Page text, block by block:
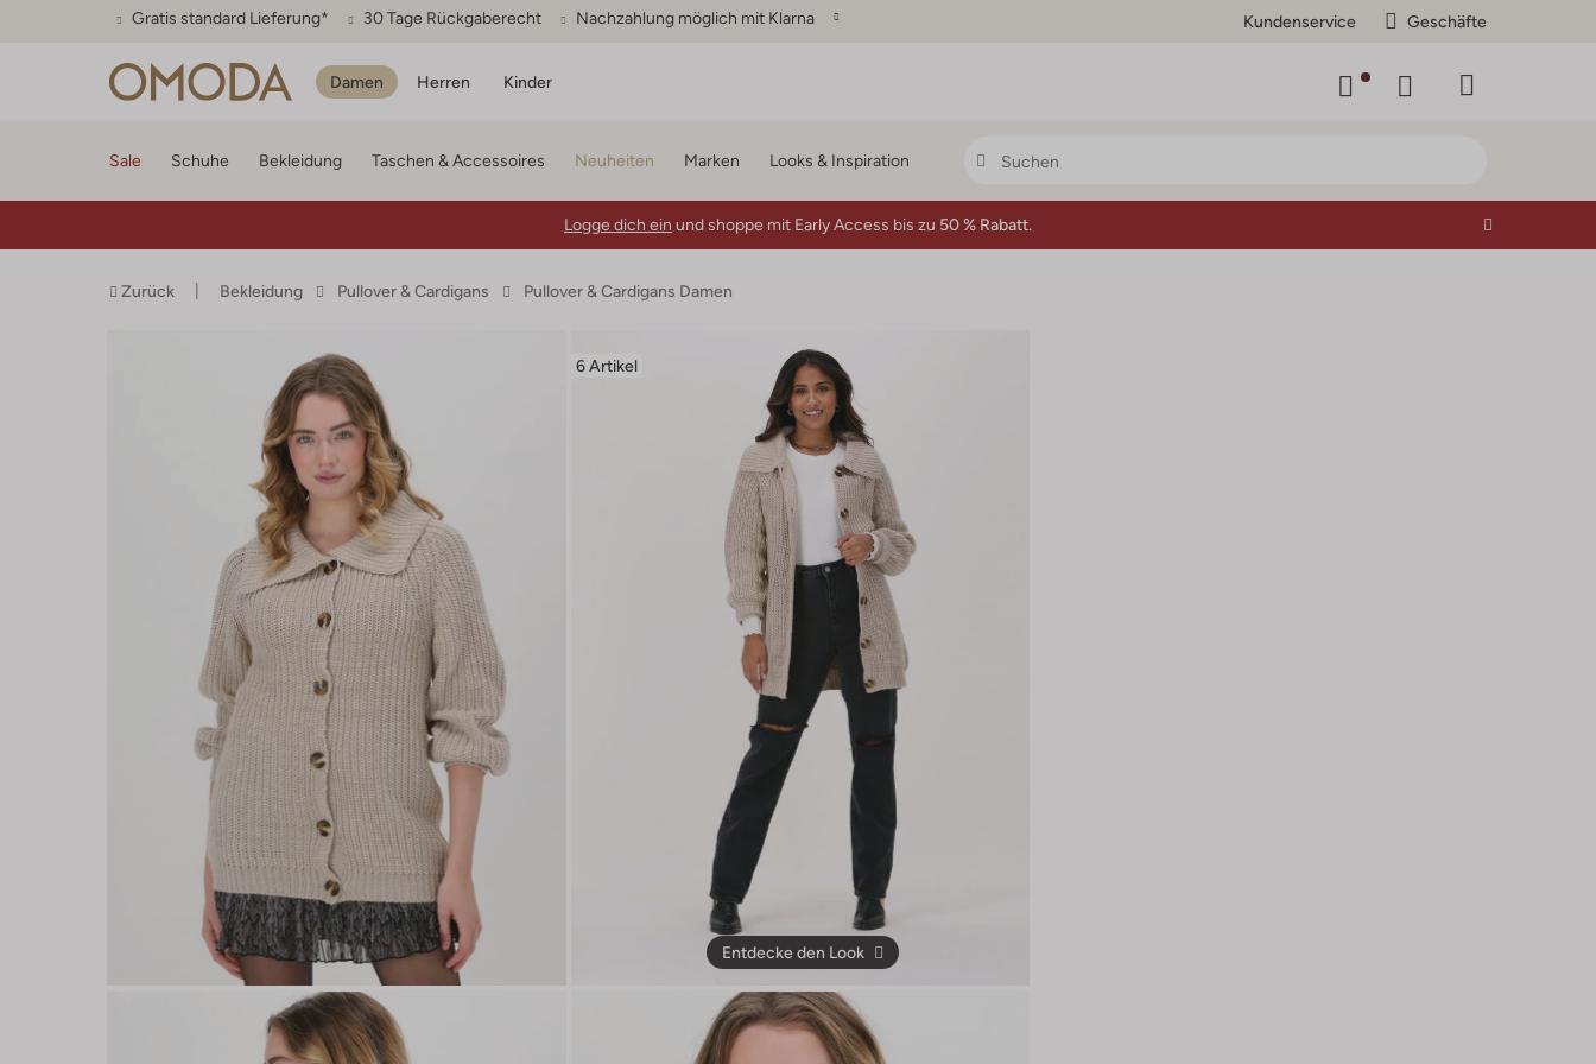
Gratis standard Lieferung* 30 Tage Rückgaberecht Nachzahlung möglich mit Klarna Kundenservice Geschäfte
Damen Herren Kinder
Sale Schuhe Bekleidung Taschen & Accessoires Neuheiten Marken Looks & Inspiration
Logge dich ein und shoppe mit Early Access bis zu 50 % Rabatt.
Zurück Bekleidung Pullover & Cardigans Pullover & Cardigans Damen
6 Artikel
Entdecke den Look